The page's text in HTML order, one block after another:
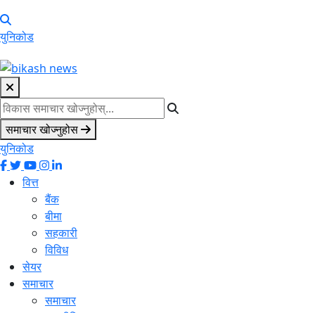
युनिकोड
समाचार खोज्नुहोस
युनिकोड
वित्त
बैंक
बीमा
सहकारी
विविध
सेयर
समाचार
समाचार